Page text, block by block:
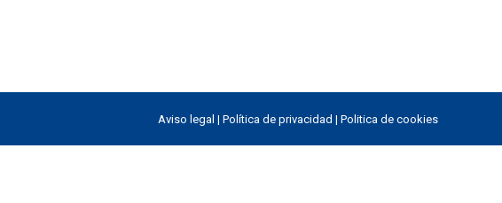
Aviso legal | Política de privacidad | Politica de cookies